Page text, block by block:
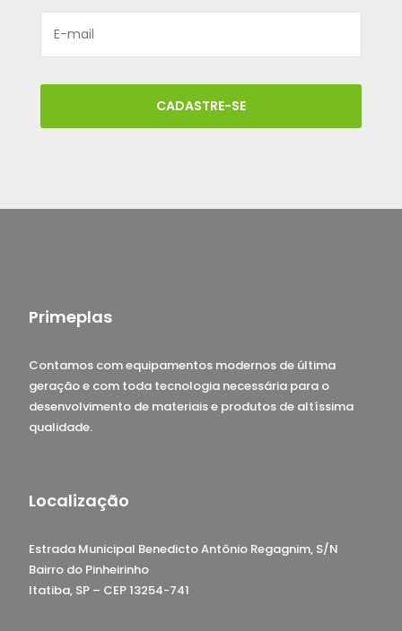
CADASTRE-SE
Primeplas
Contamos com equipamentos modernos de última
geração e com toda tecnologia necessária para o
desenvolvimento de materiais e produtos de altíssima
qualidade.
Localização
Estrada Municipal Benedicto Antônio Regagnim, S/N
Bairro do Pinheirinho
Itatiba, SP – CEP 13254-741